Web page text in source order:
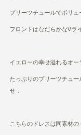
プリーツチュールでボリュ
フロントはなだらかなVラ
イエローの幸せ溢れるオー
たっぷりのプリーツチュー
せ．
こちらのドレスは同素材